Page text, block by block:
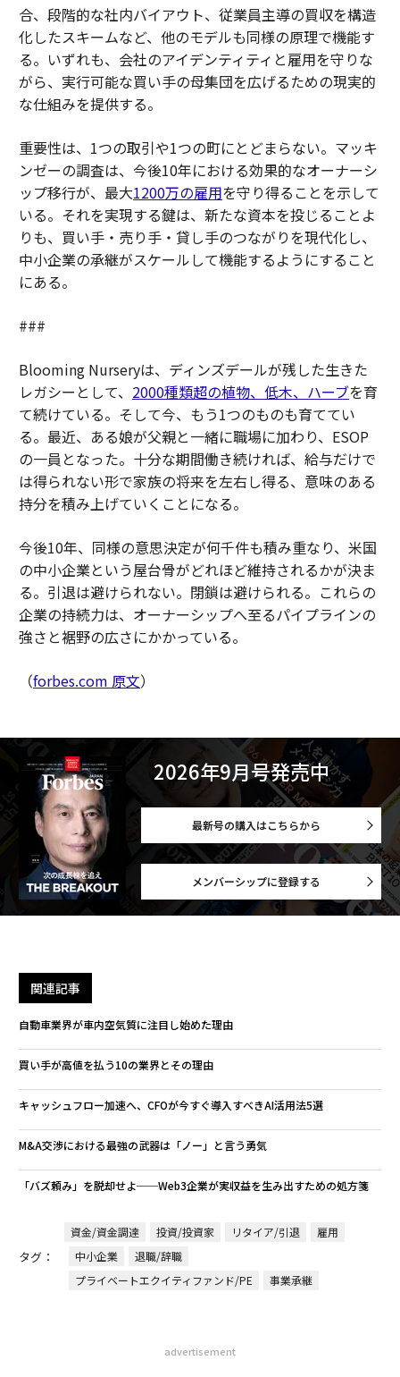
合、段階的な社内バイアウト、従業員主導の買収を構造
化したスキームなど、他のモデルも同様の原理で機能す
る。いずれも、会社のアイデンティティと雇用を守りな
がら、実行可能な買い手の母集団を広げるための現実的
な仕組みを提供する。
重要性は、1つの取引や1つの町にとどまらない。マッキ
ンゼーの調査は、今後10年における効果的なオーナーシ
ップ移行が、最大1200万の雇用を守り得ることを示して
いる。それを実現する鍵は、新たな資本を投じることよ
りも、買い手・売り手・貸し手のつながりを現代化し、
中小企業の承継がスケールして機能するようにすること
にある。
###
Blooming Nurseryは、ディンズデールが残した生きた
レガシーとして、 2000種類超の植物、低木、ハーブを育
て続けている。そして今、もう1つのものも育ててい
る。最近、ある娘が父親と一緒に職場に加わり、ESOP
の一員となった。十分な期間働き続ければ、給与だけで
は得られない形で家族の将来を左右し得る、意味のある
持分を積み上げていくことになる。
今後10年、同様の意思決定が何千件も積み重なり、米国
の中小企業という屋台骨がどれほど維持されるかが決ま
る。引退は避けられない。閉鎖は避けられる。これらの
企業の持続力は、オーナーシップへ至るパイプラインの
強さと裾野の広さにかかっている。
（forbes.com 原文）
2026年9月号発売中
最新号の購入はこちらから
メンバーシップに登録する
関連記事
自動車業界が車内空気質に注目し始めた理由
買い手が高値を払う10の業界とその理由
キャッシュフロー加速へ、CFOが今すぐ導入すべきAI活用法5選
M&A交渉における最強の武器は「ノー」と言う勇気
「バズ頼み」を脱却せよ──Web3企業が実収益を生み出すための処方箋
タグ：
資金/資金調達 投資/投資家 リタイア/引退
雇用
中小企業
退職/辞職
プライベートエクイティファンド/PE
事業承継
advertisement